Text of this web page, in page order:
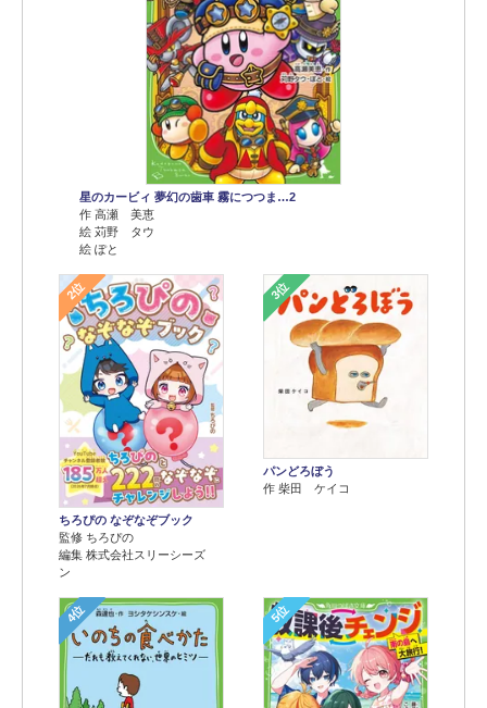
星のカービィ 夢幻の歯車 霧につつま…2
作 高瀬 美恵
絵 苅野 タウ
絵 ぽと
2位
ちろぴの なぞなぞブック
監修 ちろぴの
編集 株式会社スリーシーズ
ン
3位
パンどろぼう
作 柴田 ケイコ
4位 5位